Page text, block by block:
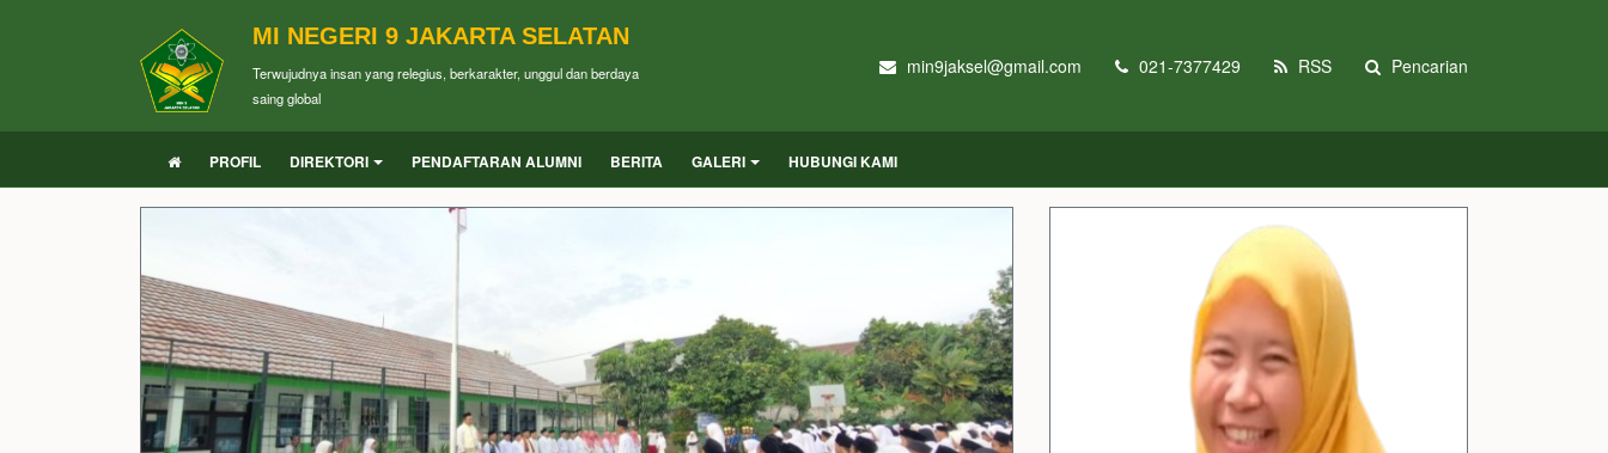
MI NEGERI 9 JAKARTA SELATAN
Terwujudnya insan yang relegius, berkarakter, unggul dan berdaya
saing global
min9jaksel@gmail.com 021-7377429 RSS Pencarian
PROFIL DIREKTORI PENDAFTARAN ALUMNI BERITA GALERI HUBUNGI KAMI